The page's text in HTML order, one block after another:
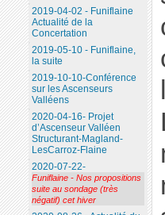
2019-04-02 - Funiflaine
Actualité de la
Concertation
2019-05-10 - Funiflaine,
la suite
2019-10-10-Conférence
sur les Ascenseurs
Valléens
2020-04-16- Projet
d’Ascenseur Valléen
Structurant-Magland-
LesCarroz-Flaine
2020-07-22-
Funiflaine - Nos propositions
suite au sondage (très
négatif) cet hiver